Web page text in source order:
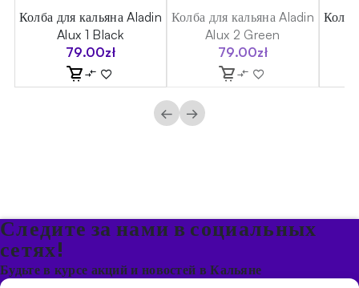
Колба для кальяна Aladin
Alux 1 Black
79.00zł
Колба для кальяна Aladin
Alux 2 Green
79.00zł
← →
Следите за нами в социальных
сетях!
Будьте в курсе акций и новостей в Кальяне